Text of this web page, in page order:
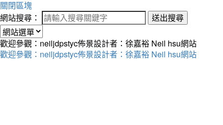
關閉區塊
網站搜尋：
送出搜尋
歡迎參觀：neiljdpstyc佈景設計者：徐嘉裕 Neil hsu網站
歡迎參觀：neiljdpstyc佈景設計者：徐嘉裕 Neil hsu網站